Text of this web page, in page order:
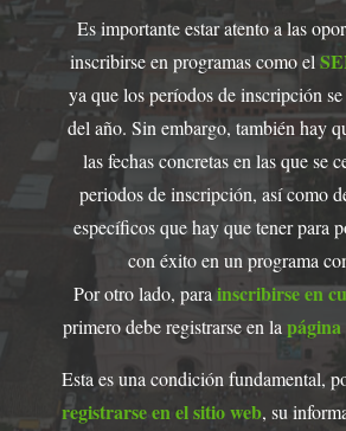
Es importante estar atento a las
inscribirse en programas como el
ya que los períodos de inscripción
del año. Sin embargo, también hay
las fechas concretas en las que se
periodos de inscripción, así como
específicos que hay que tener para
con éxito en un programa
Por otro lado, parainscribirse en
primero debe registrarse en la
Esta es una condición fundamental,
registrarse en el sitio web, su